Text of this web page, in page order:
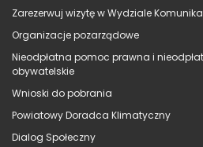
Zarezerwuj wizytę w Wydziale
Organizacje pozarządowe
Nieodpłatna pomoc prawna i
obywatelskie
Wnioski do pobrania
Powiatowy Doradca Klimatyczny
Dialog Społeczny